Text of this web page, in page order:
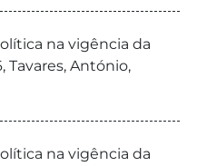
na vigência da
Tavares, António,
na vigência da